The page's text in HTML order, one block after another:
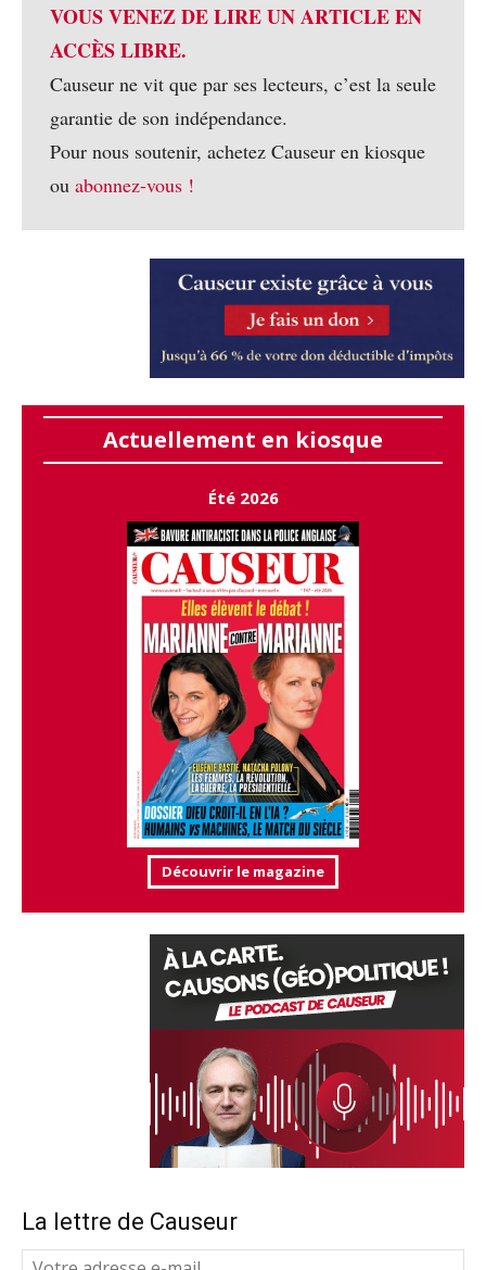
VOUS VENEZ DE LIRE UN ARTICLE EN
ACCÈS LIBRE.
Causeur ne vit que par ses lecteurs, c’est la seule
garantie de son indépendance.
Pour nous soutenir, achetez Causeur en kiosque
ou abonnez-vous !
Actuellement en kiosque
Été 2026
Découvrir le magazine
La lettre de Causeur